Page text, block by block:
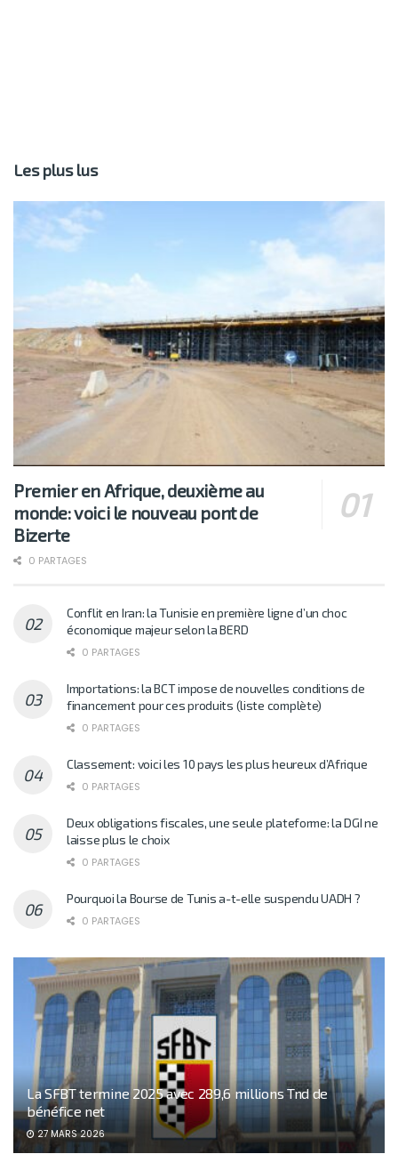
Les plus lus
Premier en Afrique, deuxième au
monde: voici le nouveau pont de
Bizerte
0 PARTAGES
Conflit en Iran: la Tunisie en première ligne d’un choc
économique majeur selon la BERD
0 PARTAGES
Importations: la BCT impose de nouvelles conditions de
financement pour ces produits (liste complète)
0 PARTAGES
Classement: voici les 10 pays les plus heureux d’Afrique
0 PARTAGES
Deux obligations fiscales, une seule plateforme: la DGI ne
laisse plus le choix
0 PARTAGES
Pourquoi la Bourse de Tunis a-t-elle suspendu UADH ?
0 PARTAGES
La SFBT termine 2025 avec 289,6 millions Tnd de
bénéfice net
27 MARS 2026